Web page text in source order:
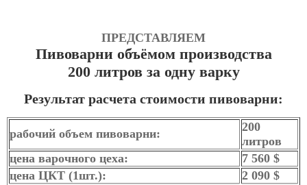
ПРЕДСТАВЛЯЕМ
Пивоварни объёмом производства
200 литров за одну варку
Результат расчета стоимости пивоварни:
рабочий объем пивоварни:
200
литров
цена варочного цеха:
7 560 $
цена ЦКТ (1шт.):
2 090 $